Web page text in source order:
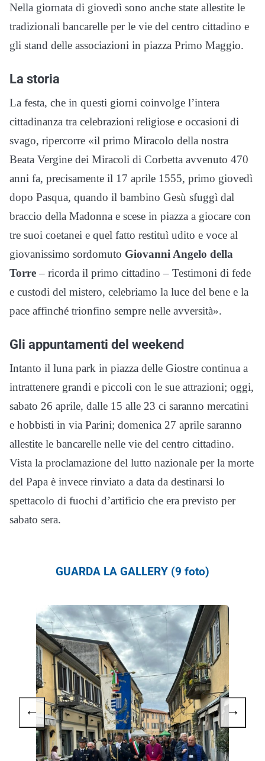
Nella giornata di giovedì sono anche state allestite le
tradizionali bancarelle per le vie del centro cittadino e
gli stand delle associazioni in piazza Primo Maggio.
La storia
La festa, che in questi giorni coinvolge l’intera
cittadinanza tra celebrazioni religiose e occasioni di
svago, ripercorre «il primo Miracolo della nostra
Beata Vergine dei Miracoli di Corbetta avvenuto 470
anni fa, precisamente il 17 aprile 1555, primo giovedì
dopo Pasqua, quando il bambino Gesù sfuggì dal
braccio della Madonna e scese in piazza a giocare con
tre suoi coetanei e quel fatto restituì udito e voce al
giovanissimo sordomuto Giovanni Angelo della
Torre– ricorda il primo cittadino – Testimoni di fede
e custodi del mistero, celebriamo la luce del bene e la
pace affinché trionfino sempre nelle avversità».
Gli appuntamenti del weekend
Intanto il luna park in piazza delle Giostre continua a
intrattenere grandi e piccoli con le sue attrazioni; oggi,
sabato 26 aprile, dalle 15 alle 23 ci saranno mercatini
e hobbisti in via Parini; domenica 27 aprile saranno
allestite le bancarelle nelle vie del centro cittadino.
Vista la proclamazione del lutto nazionale per la morte
del Papa è invece rinviato a data da destinarsi lo
spettacolo di fuochi d’artificio che era previsto per
sabato sera.
GUARDA LA GALLERY (9 foto)
← →